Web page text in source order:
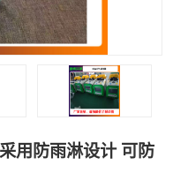
用防雨淋设计 可防
62便携式烟气分析仪
气采样器